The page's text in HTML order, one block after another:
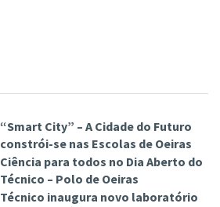
“Smart City” – A Cidade do Futuro
constrói-se nas Escolas de Oeiras
Ciência para todos no Dia Aberto do
Técnico – Polo de Oeiras
Técnico inaugura novo laboratório